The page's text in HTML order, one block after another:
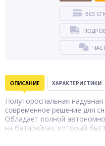
ВСЕ
ОПИСАНИЕ ХАРАКТЕРИСТИКИ
Полутороспальная
современное решение для
Обладает полной
на батарейках, который